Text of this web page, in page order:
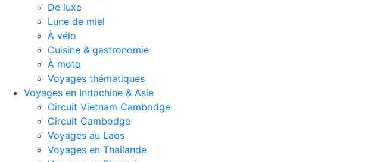
De luxe
Lune de miel
À vélo
Cuisine & gastronomie
À moto
Voyages thématiques
Voyages en Indochine & Asie
Circuit Vietnam Cambodge
Circuit Cambodge
Voyages au Laos
Voyages en Thailande